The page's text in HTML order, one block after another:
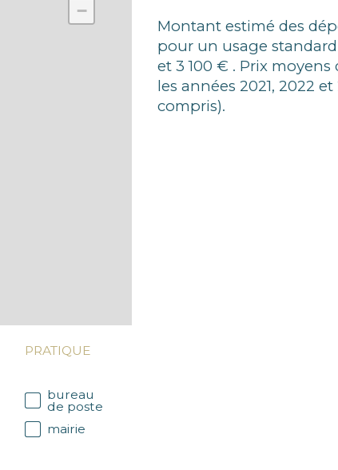
−
PRATIQUE
bureau
de poste
mairie
Montant estimé des
pour un usage
et 3 100 € . Prix
les années 2021, 2022
compris).